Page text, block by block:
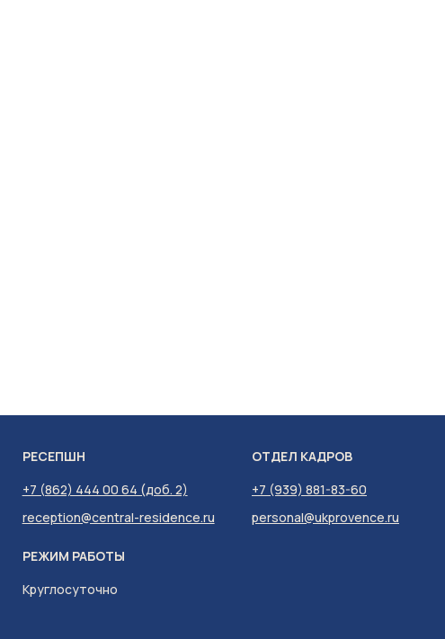
ОТДЕЛ КАДРОВ
+7 (939) 881-83-60
personal@ukprovence.ru
Круглосуточно
РЕЖИМ РАБОТЫ
reception@central-residence.ru
+7 (862) 444 00 64 (доб. 2)
РЕСЕПШН